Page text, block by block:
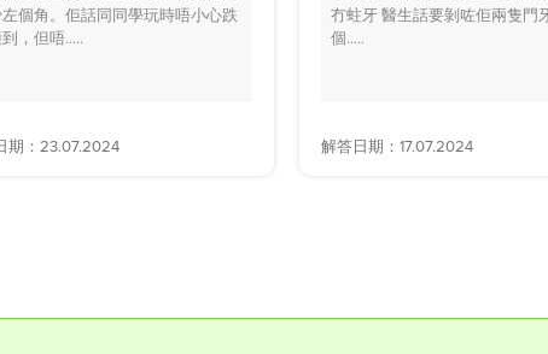
個角。佢話同同學玩時唔小心跌
，但唔.....
期：23.07.2024
冇蛀牙 醫生話要剝咗佢兩隻門
個.....
解答日期：17.07.2024